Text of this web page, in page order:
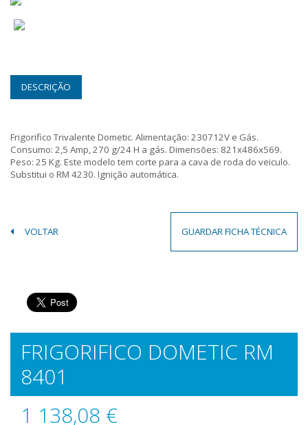
DESCRIÇÃO
Frigorifico Trivalente Dometic. Alimentação: 230712V e Gás.
Consumo: 2,5 Amp, 270 g/24 H a gás. Dimensões: 821x486x569.
Peso: 25 Kg. Este modelo tem corte para a cava de roda do veiculo.
Substitui o RM 4230. Ignição automática.
VOLTAR GUARDAR FICHA TÉCNICA
FRIGORIFICO DOMETIC RM
8401
1 138,08 €